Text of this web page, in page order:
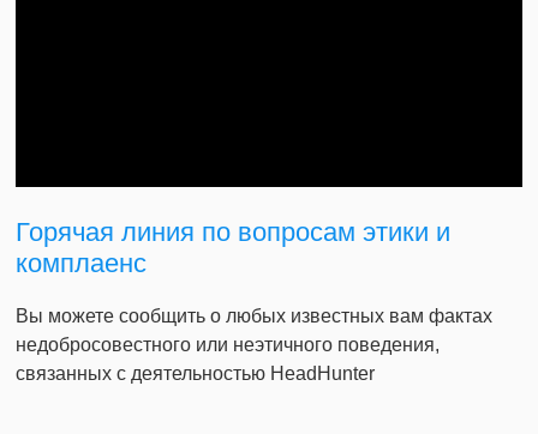
Горячая линия по вопросам этики и
комплаенс
Вы можете сообщить о любых известных вам фактах
недобросовестного или неэтичного поведения,
связанных с деятельностью HeadHunter